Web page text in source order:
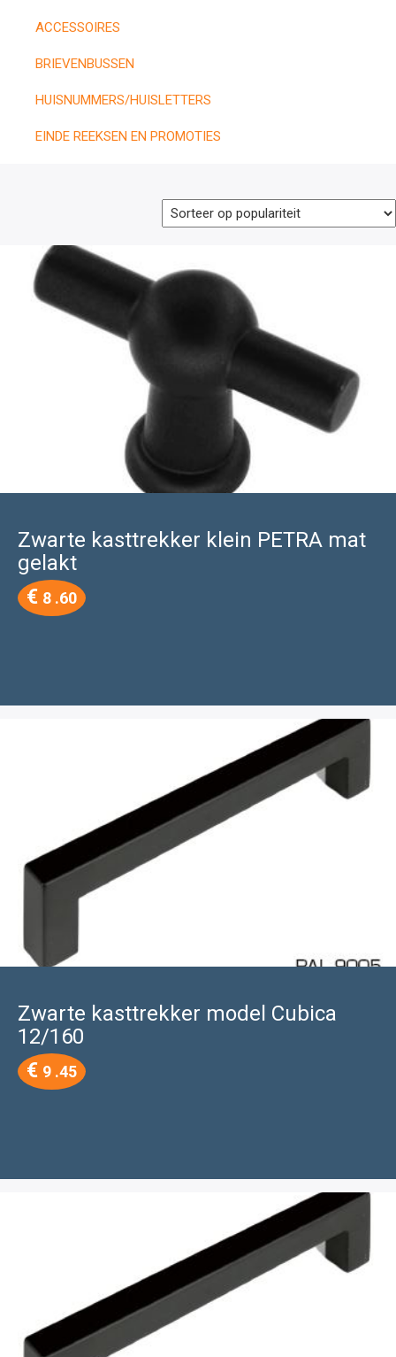
ACCESSOIRES
BRIEVENBUSSEN
HUISNUMMERS/HUISLETTERS
EINDE REEKSEN EN PROMOTIES
Zwarte kasttrekker klein PETRA mat
gelakt
€ 8 .60
Zwarte kasttrekker model Cubica
12/160
€ 9 .45